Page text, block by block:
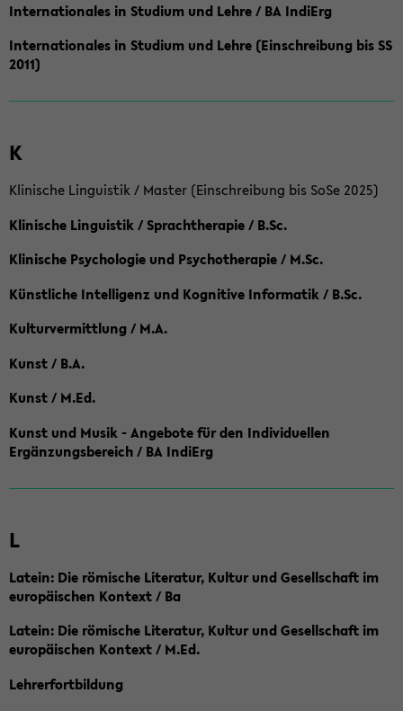
Internationales in Studium und Lehre / BA IndiErg
Internationales in Studium und Lehre (Einschreibung bis SS
2011)
K
Klinische Linguistik / Master (Einschreibung bis SoSe 2025)
Klinische Linguistik / Sprachtherapie / B.Sc.
Klinische Psychologie und Psychotherapie / M.Sc.
Künstliche Intelligenz und Kognitive Informatik / B.Sc.
Kulturvermittlung / M.A.
Kunst / B.A.
Kunst / M.Ed.
Kunst und Musik - Angebote für den Individuellen
Ergänzungsbereich / BA IndiErg
L
Latein: Die römische Literatur, Kultur und Gesellschaft im
europäischen Kontext / Ba
Latein: Die römische Literatur, Kultur und Gesellschaft im
europäischen Kontext / M.Ed.
Lehrerfortbildung